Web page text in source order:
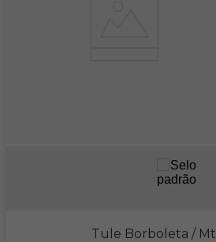
Tule Borboleta / Mt